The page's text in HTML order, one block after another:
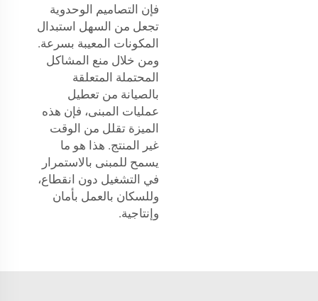
فإن التصاميم الوحدوية
تجعل من السهل استبدال
المكونات المعيبة بسرعة.
ومن خلال منع المشاكل
المحتملة المتعلقة
بالصيانة من تعطيل
عمليات المبنى، فإن هذه
الميزة تقلل من الوقت
غير المنتج. هذا هو ما
يسمح للمبنى بالاستمرار
في التشغيل دون انقطاع،
وللسكان بالعمل بأمان
وإنتاجية.